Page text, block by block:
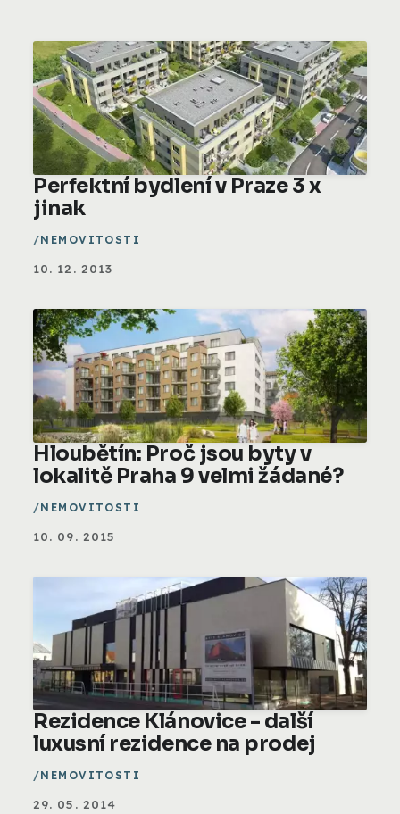
Perfektní bydlení v Praze 3 x
jinak
NEMOVITOSTI
10. 12. 2013
Hloubětín: Proč jsou byty v
lokalitě Praha 9 velmi žádané?
NEMOVITOSTI
10. 09. 2015
Rezidence Klánovice - další
luxusní rezidence na prodej
NEMOVITOSTI
29. 05. 2014